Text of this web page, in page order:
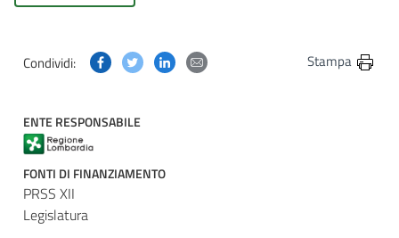
Condividi: Condividi questa pagina su Facebook
Condividi questa pagina su Twitter
Condividi questa pagina su Linkedin
Condividi questa pagina via
Stampa
ENTE RESPONSABILE
FONTI DI FINANZIAMENTO
PRSS XII
Legislatura